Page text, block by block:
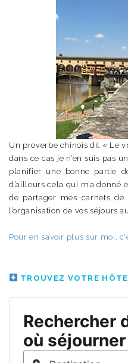
Un proverbe chinois dit « Le
dans ce cas je n’en suis pas
planifier une bonne partie
d’ailleurs cela qui m’a donné
de partager mes carnets
l’organisation de vos séjours
Pour en savoir plus sur moi,
TROUVEZ VOTRE